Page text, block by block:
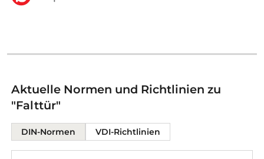
Aktuelle Normen und Richtlinien zu
"Falttür"
DIN-Normen VDI-Richtlinien